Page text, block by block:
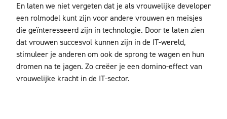
En laten we niet vergeten dat je als vrouwelijke developer
een rolmodel kunt zijn voor andere vrouwen en meisjes
die geïnteresseerd zijn in technologie. Door te laten zien
dat vrouwen succesvol kunnen zijn in de IT-wereld,
stimuleer je anderen om ook de sprong te wagen en hun
dromen na te jagen. Zo creëer je een domino-effect van
vrouwelijke kracht in de IT-sector.